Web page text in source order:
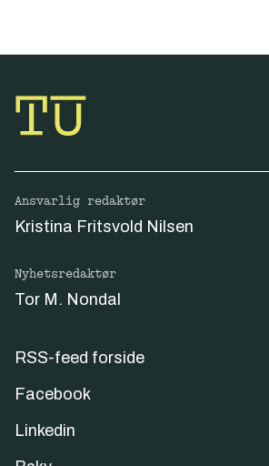
Ansvarlig redaktør
Kristina Fritsvold Nilsen
Nyhetsredaktør
Tor M. Nondal
RSS-feed forside
Facebook
Linkedin